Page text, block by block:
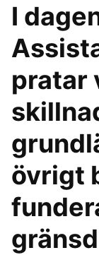
I
pratar
övrigt